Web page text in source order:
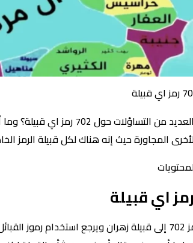
قبيلة
تكاثرت العديد من
المجاورة حيث إنه هناك لكل قبيلة الرمز
يرمز الرمز 702 إلى قبيلة زهران ويرجع